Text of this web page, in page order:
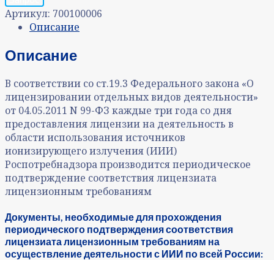
Артикул: 700100006
Описание
Описание
В соответствии со ст.19.3 Федерального закона «О
лицензировании отдельных видов деятельности»
от 04.05.2011 N 99-ФЗ каждые три года со дня
предоставления лицензии на деятельность в
области использования источников
ионизирующего излучения (ИИИ)
Роспотребнадзора производится периодическое
подтверждение соответствия лицензиата
лицензионным требованиям
Документы, необходимые для прохождения
периодического подтверждения соответствия
лицензиата лицензионным требованиям на
осуществление деятельности с ИИИ по всей России: